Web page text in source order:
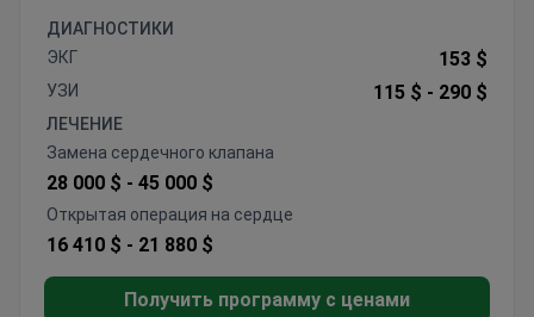
малоинвазивные подходы
Роботизированная система Da Vinci для
сложных процедур на клапанах и удаления
Проведение операций TAVI, CABG и Bentall с
искусственным кровообращением
Использование биопротезов Edwards Resilia
для замены аортального клапана
ДИАГНОСТИКИ
ЭКГ
153 $
УЗИ 115 $ - 290 $
ЛЕЧЕНИЕ
Замена сердечного клапана
28 000 $ - 45 000 $
Открытая операция на сердце
16 410 $ - 21 880 $
Получить программу с ценами